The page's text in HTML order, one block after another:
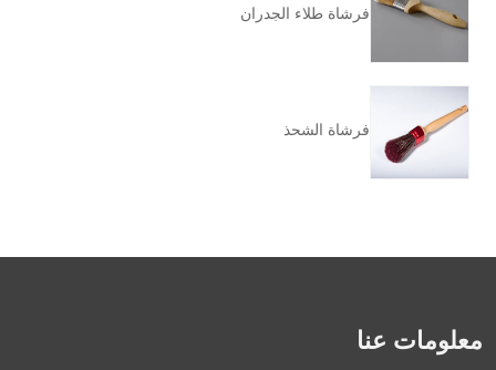
فرشاة طلاء الجدران
فرشاة الشحذ
معلومات عنا